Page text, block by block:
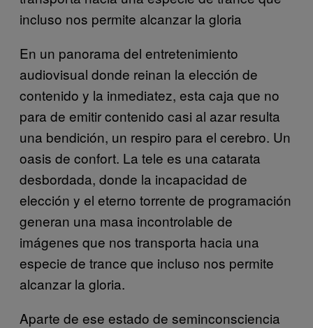
incluso nos permite alcanzar la gloria
En un panorama del entretenimiento
audiovisual donde reinan la elección de
contenido y la inmediatez, esta caja que no
para de emitir contenido casi al azar resulta
una bendición, un respiro para el cerebro. Un
oasis de confort. La tele es una catarata
desbordada, donde la incapacidad de
elección y el eterno torrente de programación
generan una masa incontrolable de
imágenes que nos transporta hacia una
especie de trance que incluso nos permite
alcanzar la gloria.
Aparte de ese estado de seminconsciencia